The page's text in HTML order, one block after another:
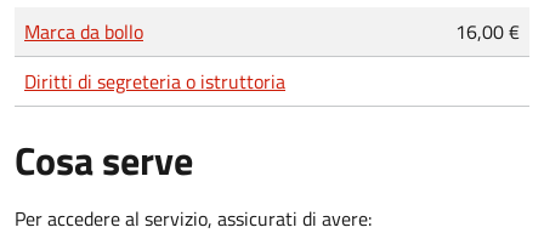
Tipo di pagamento
Importo
Marca da bollo
16,00 €
Diritti di segreteria o istruttoria
Cosa serve
Per accedere al servizio, assicurati di avere: